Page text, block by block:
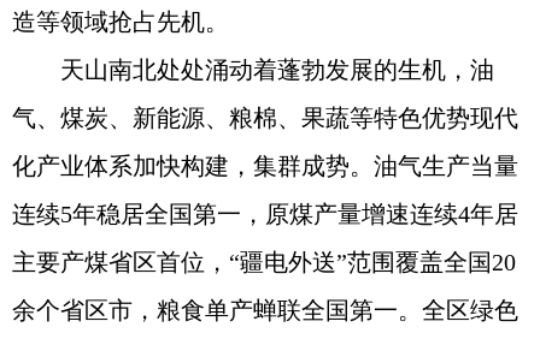
造等领域抢占先机。
天山南北处处涌动着蓬勃发展的生机，油
气、煤炭、新能源、粮棉、果蔬等特色优势现代
化产业体系加快构建，集群成势。油气生产当量
连续5年稳居全国第一，原煤产量增速连续4年居
主要产煤省区首位，“疆电外送”范围覆盖全国20
余个省区市，粮食单产蝉联全国第一。全区绿色